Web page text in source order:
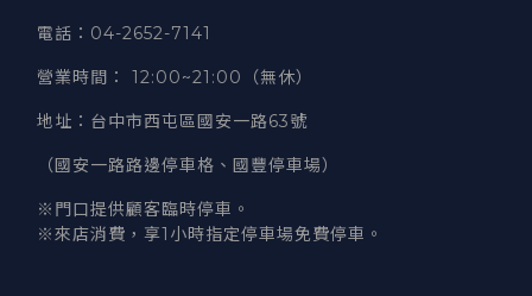
電話 ：04-2652-7141
營業時間 ： 12:00~21:00（無休）
地址 ：台中市西屯區國安一路63號
（國安一路路邊停車格、國豐停車場）
※門口提供顧客臨時停車。
※來店消費，享1小時指定停車場免費停車。